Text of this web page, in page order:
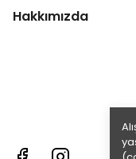
Hakkımızda